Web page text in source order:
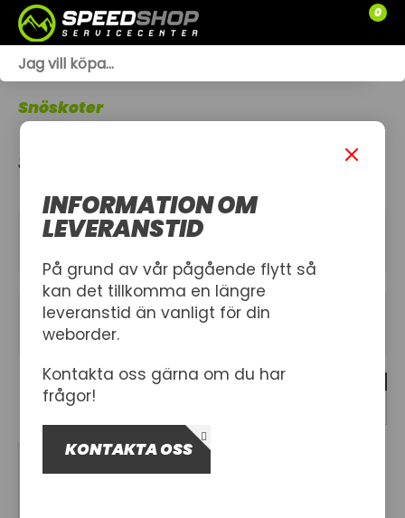
0
SLÄPVAGNAR
Snöskoter
STYRNING
KATEGORIER
FILTER
INFORMATION OM
LEVERANSTID
På grund av vår pågående flytt så
kan det tillkomma en längre
leveranstid än vanligt för din
weborder.
Kontakta oss gärna om du har
frågor!
KONTAKTA OSS